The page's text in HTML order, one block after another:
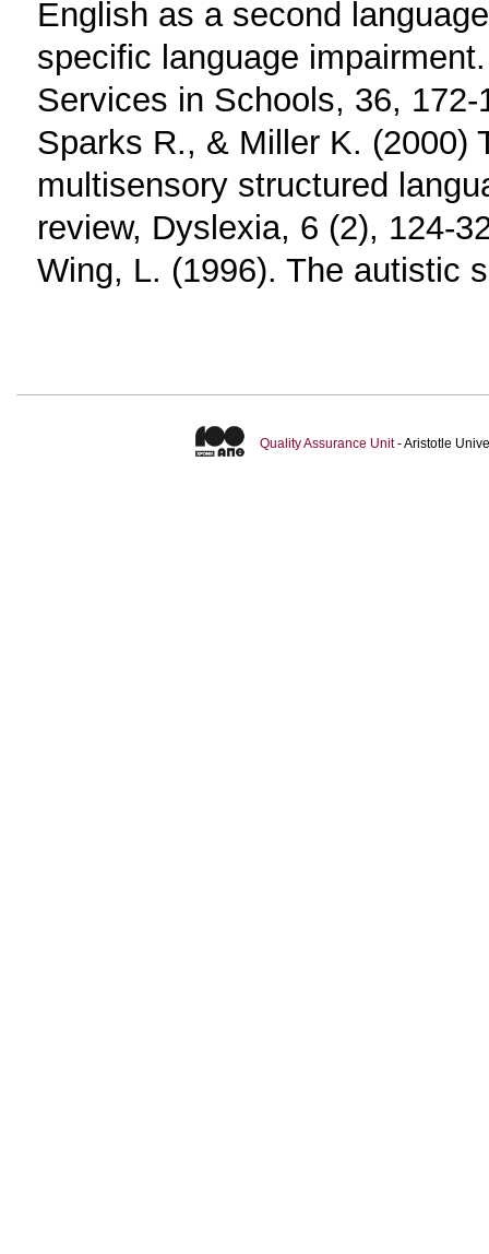
English as a second
specific language
Services in Schools, 36, 172-
Sparks R., & Miller K. (2000)
multisensory structured
review, Dyslexia, 6 (2), 124-
Wing, L. (1996). The autistic
Quality Assurance Unit- Aristotle